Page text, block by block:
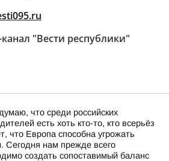
"Вести республики"
что среди российских
есть хоть кто-то, кто всерьёз
что Европа способна угрожать
Сегодня нам прежде всего
создать сопоставимый баланс